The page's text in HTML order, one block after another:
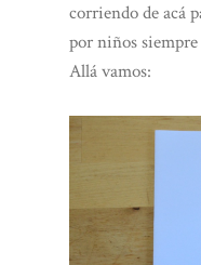
corriendo de acá
por niños
Allá vamos: